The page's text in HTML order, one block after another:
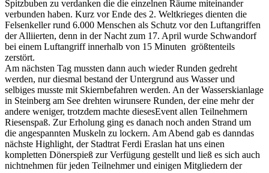
Spitzbuben zu verdanken die die einzelnen Räume miteinander
verbunden haben. Kurz vor Ende des 2. Weltkrieges dienten die
Felsenkeller rund 6.000 Menschen als Schutz vor den Luftangriffen
der Alliierten, denn in der Nacht zum 17. April wurde Schwandorf
bei einem Luftangriff innerhalb von 15 Minuten größtenteils
zerstört.
Am nächsten Tag mussten dann auch wieder Runden gedreht
werden, nur diesmal bestand der Untergrund aus Wasser und
selbiges musste mit Skiernbefahren werden. An der Wasserskianlage
in Steinberg am See drehten wirunsere Runden, der eine mehr der
andere weniger, trotzdem machte diesesEvent allen Teilnehmern
Riesenspaß. Zur Erholung ging es danach noch anden Strand um
die angespannten Muskeln zu lockern. Am Abend gab es danndas
nächste Highlight, der Stadtrat Ferdi Eraslan hat uns einen
kompletten Dönerspieß zur Verfügung gestellt und ließ es sich auch
nichtnehmen für jeden Teilnehmer und einigen Mitgliedern der